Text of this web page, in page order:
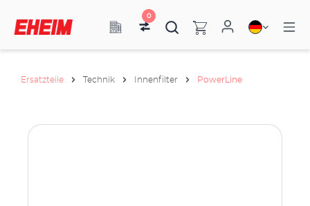
0
Ersatzteile Technik Innenfilter PowerLine